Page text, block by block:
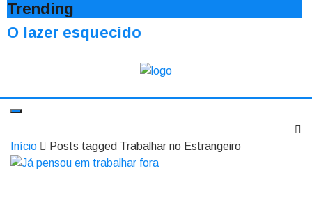
Trending
O lazer esquecido
Início Posts tagged Trabalhar no Estrangeiro